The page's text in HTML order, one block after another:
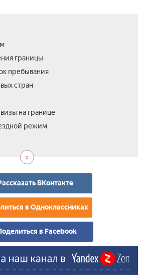
границы
пребывания
стран
на границе
режим
ВКонтакте
в Одноклассниках
в Facebook